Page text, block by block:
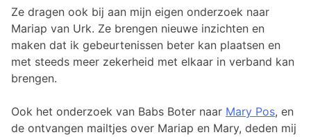
Ze dragen ook bij aan mijn eigen onderzoek naar
Mariap van Urk. Ze brengen nieuwe inzichten en
maken dat ik gebeurtenissen beter kan plaatsen en
met steeds meer zekerheid met elkaar in verband kan
brengen.
Ook het onderzoek van Babs Boter naar Mary Pos, en
de ontvangen mailtjes over Mariap en Mary, deden mij